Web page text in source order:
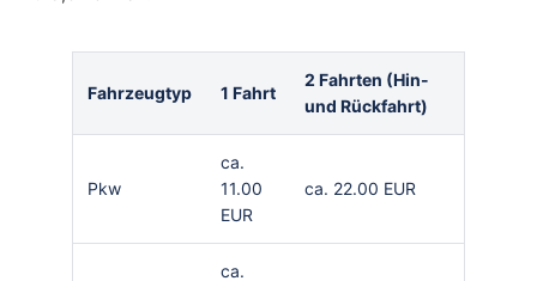
Fahrzeugtyp 1 Fahrt
2 Fahrten (Hin-
und Rückfahrt)
Pkw
ca.
11.00
EUR
ca. 22.00 EUR
ca.